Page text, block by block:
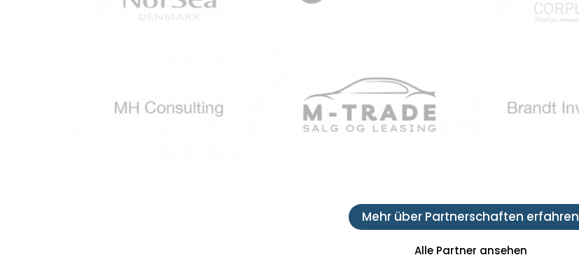
Mehr über Partnerschaften erfahren
Alle Partner ansehen